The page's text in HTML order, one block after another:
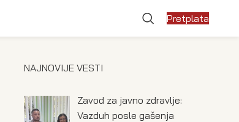
Pretplata
NAJNOVIJE VESTI
Zavod za javno zdravlje:
Vazduh posle gašenja